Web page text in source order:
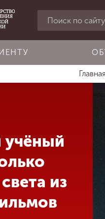
Главная
учёный
из